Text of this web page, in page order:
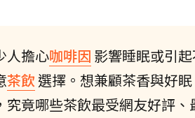
人擔心咖啡因 影響睡眠或引
茶飲 選擇。想兼顧茶香與好
究竟哪些茶飲最受網友好評